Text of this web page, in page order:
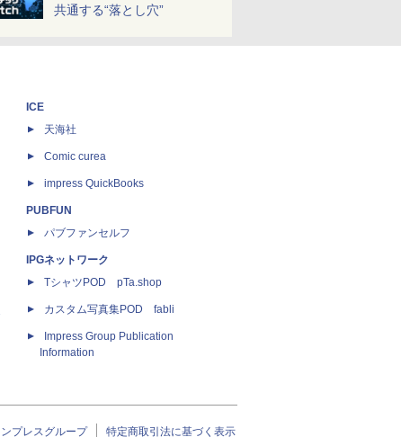
共通する“落とし穴”
ICE
天海社
Comic curea
impress QuickBooks
PUBFUN
パブファンセルフ
IPGネットワーク
TシャツPOD pTa.shop
カスタム写真集POD fabli
Impress Group Publication
Information
プレスグループ 特定商取引法に基づく表示